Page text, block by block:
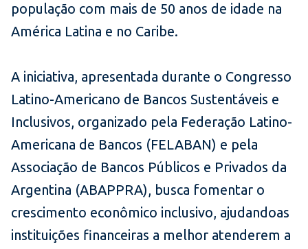
população com mais de 50 anos de idade na
América Latina e no Caribe.
A iniciativa, apresentada durante o Congresso
Latino-Americano de Bancos Sustentáveis e
Inclusivos, organizado pela Federação Latino-
Americana de Bancos (FELABAN) e pela
Associação de Bancos Públicos e Privados da
Argentina (ABAPPRA), busca fomentar o
crescimento econômico inclusivo, ajudandoas
instituições financeiras a melhor atenderem a